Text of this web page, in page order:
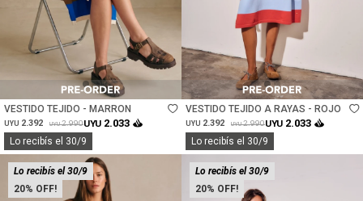
VESTIDO TEJIDO - MARRON
UYU 2.392 UYU 2.990UYU 2.033
Lo recibís el 30/9
Talle
VESTIDO TEJIDO A RAYAS - ROJO
UYU 2.392 UYU 2.990UYU 2.033
Lo recibís el 30/9
20
Lo recibís el 30/9
20
Lo recibís el 30/9